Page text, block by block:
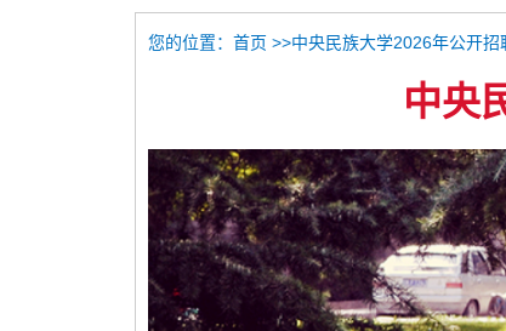
您的位置： 首页 >>中央民族大学2026年公开招
中央